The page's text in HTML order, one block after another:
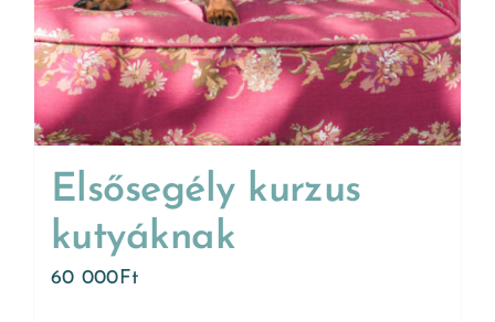
Elsősegély kurzus
kutyáknak
60 000 Ft